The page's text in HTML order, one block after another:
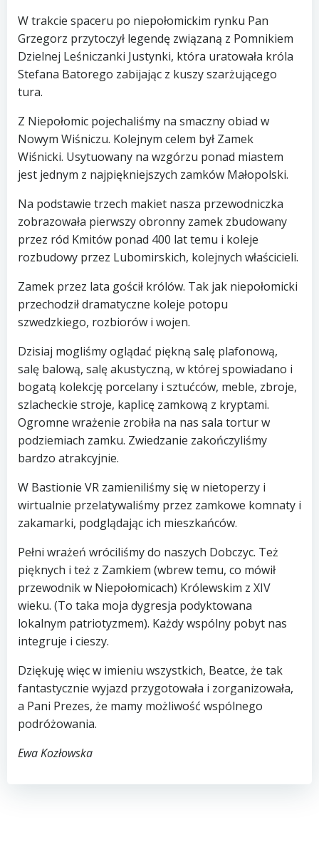
W trakcie spaceru po niepołomickim rynku Pan
Grzegorz przytoczył legendę związaną z Pomnikiem
Dzielnej Leśniczanki Justynki, która uratowała króla
Stefana Batorego zabijając z kuszy szarżującego
tura.
Z Niepołomic pojechaliśmy na smaczny obiad w
Nowym Wiśniczu. Kolejnym celem był Zamek
Wiśnicki. Usytuowany na wzgórzu ponad miastem
jest jednym z najpiękniejszych zamków Małopolski.
Na podstawie trzech makiet nasza przewodniczka
zobrazowała pierwszy obronny zamek zbudowany
przez ród Kmitów ponad 400 lat temu i koleje
rozbudowy przez Lubomirskich, kolejnych właścicieli.
Zamek przez lata gościł królów. Tak jak niepołomicki
przechodził dramatyczne koleje potopu
szwedzkiego, rozbiorów i wojen.
Dzisiaj mogliśmy oglądać piękną salę plafonową,
salę balową, salę akustyczną, w której spowiadano i
bogatą kolekcję porcelany i sztućców, meble, zbroje,
szlacheckie stroje, kaplicę zamkową z kryptami.
Ogromne wrażenie zrobiła na nas sala tortur w
podziemiach zamku. Zwiedzanie zakończyliśmy
bardzo atrakcyjnie.
W Bastionie VR zamieniliśmy się w nietoperzy i
wirtualnie przelatywaliśmy przez zamkowe komnaty i
zakamarki, podglądając ich mieszkańców.
Pełni wrażeń wróciliśmy do naszych Dobczyc. Też
pięknych i też z Zamkiem (wbrew temu, co mówił
przewodnik w Niepołomicach) Królewskim z XIV
wieku. (To taka moja dygresja podyktowana
lokalnym patriotyzmem). Każdy wspólny pobyt nas
integruje i cieszy.
Dziękuję więc w imieniu wszystkich, Beatce, że tak
fantastycznie wyjazd przygotowała i zorganizowała,
a Pani Prezes, że mamy możliwość wspólnego
podróżowania.
Ewa Kozłowska